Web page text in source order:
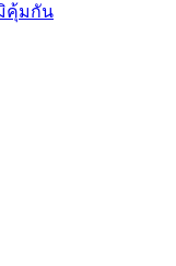
คุ้มกัน